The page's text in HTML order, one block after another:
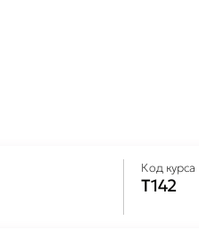
Код курса
Т142